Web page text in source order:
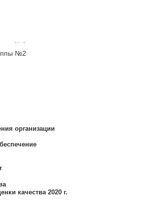
№1
№2
организации
качества 2020 г.